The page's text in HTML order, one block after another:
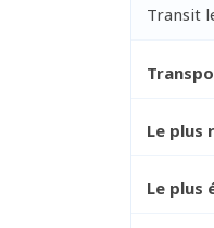
Transit
Le plus
Le plus